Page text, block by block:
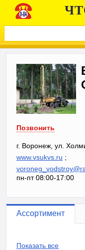
Позвонить
г. Воронеж, ул.
www.vsukvs.ru ;
пн-пт 08:00-17:00
Ассортимент
Показать все